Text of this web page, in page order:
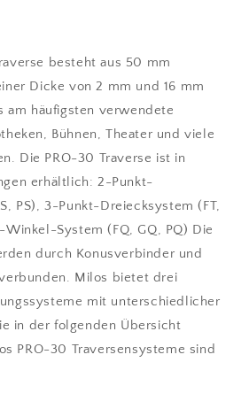
besteht aus 50 mm
Dicke von 2 mm und 16 mm
am häufigsten verwendete
Bühnen, Theater und viele
Die PRO-30 Traverse ist in
erhältlich: 2-Punkt-
PS), 3-Punkt-Dreiecksystem (FT,
Winkel-System (FQ, GQ, PQ) Die
durch Konusverbinder und
Milos bietet drei
mit unterschiedlicher
in der folgenden Übersicht
PRO-30 Traversensysteme sind